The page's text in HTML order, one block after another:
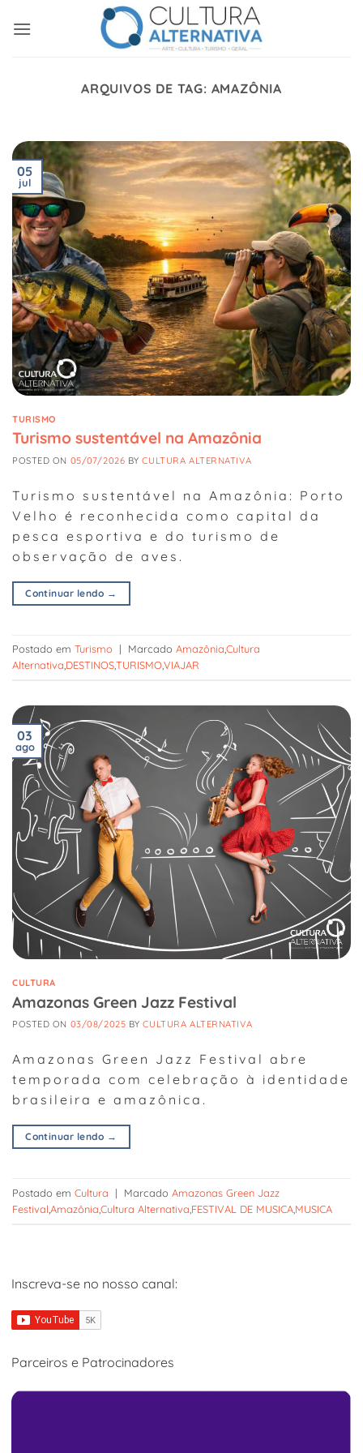
ARQUIVOS DE TAG: AMAZÔNIA
05
jul
TURISMO
Turismo sustentável na Amazônia
POSTED ON 05/07/2026 BYCULTURA ALTERNATIVA
Turismo sustentável na Amazônia: Porto
Velho é reconhecida como capital da
pesca esportiva e do turismo de
observação de aves.
Continuar lendo →
Postado em Turismo | Marcado AmazôniaCultura
Alternativa DESTINOSTURISMOVIAJAR
03
ago
CULTURA
Amazonas Green Jazz Festival
POSTED ON 03/08/2025 BYCULTURA ALTERNATIVA
Amazonas Green Jazz Festival abre
temporada com celebração à identidade
brasileira e amazônica.
Continuar lendo →
Postado em Cultura | Marcado Amazonas Green Jazz
FestivalAmazôniaCultura Alternativa FESTIVAL DE MUSICAMUSICA
Inscreva-se no nosso canal:
Parceiros e Patrocinadores